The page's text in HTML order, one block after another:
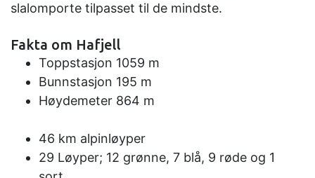
slalomporte tilpasset til de mindste.
Fakta om Hafjell
Toppstasjon 1059 m
Bunnstasjon 195 m
Høydemeter 864 m
46 km alpinløyper
29 Løyper; 12 grønne, 7 blå, 9 røde og 1